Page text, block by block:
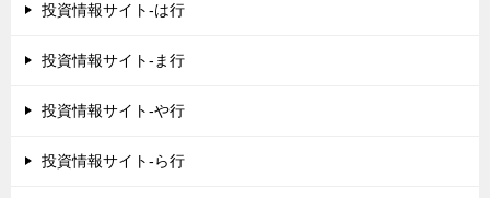
投資情報サイト-は行
投資情報サイト-ま行
投資情報サイト-や行
投資情報サイト-ら行